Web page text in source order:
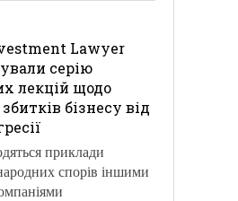
Lawyer
серію
лекцій щодо
бізнесу від
приклади
спорів іншими